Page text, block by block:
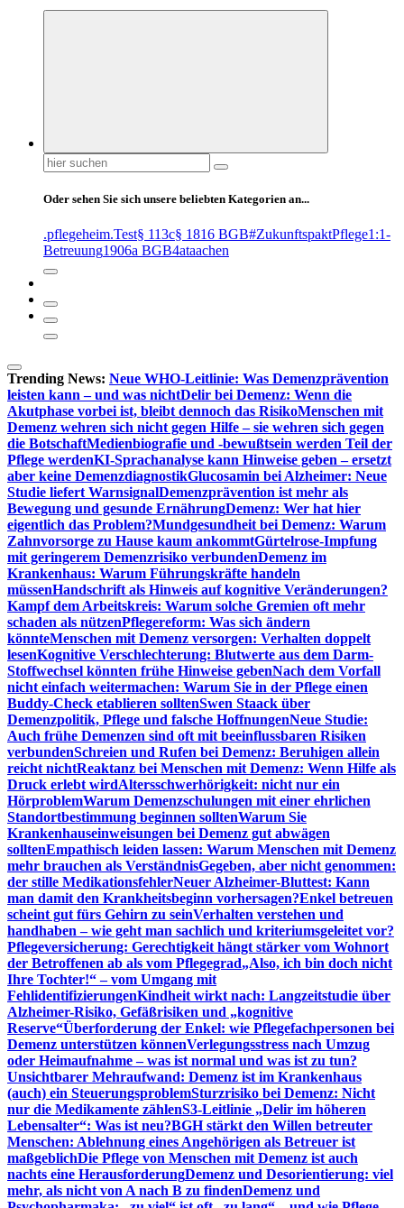
Suchen
nach:
Oder sehen Sie sich unsere beliebten Kategorien an...
.pflegeheim.Test§ 113c§ 1816 BGB#ZukunftspaktPflege1:1-
Betreuung1906a BGB4ataachen
Trending News: Neue WHO-Leitlinie: Was Demenzprävention
leisten kann – und was nichtDelir bei Demenz: Wenn die
Akutphase vorbei ist, bleibt dennoch das RisikoMenschen mit
Demenz wehren sich nicht gegen Hilfe – sie wehren sich gegen
die BotschaftMedienbiografie und -bewußtsein werden Teil der
Pflege werdenKI-Sprachanalyse kann Hinweise geben – ersetzt
aber keine DemenzdiagnostikGlucosamin bei Alzheimer: Neue
Studie liefert WarnsignalDemenzprävention ist mehr als
Bewegung und gesunde ErnährungDemenz: Wer hat hier
eigentlich das Problem?Mundgesundheit bei Demenz: Warum
Zahnvorsorge zu Hause kaum ankommtGürtelrose-Impfung
mit geringerem Demenzrisiko verbundenDemenz im
Krankenhaus: Warum Führungskräfte handeln
müssenHandschrift als Hinweis auf kognitive Veränderungen?
Kampf dem Arbeitskreis: Warum solche Gremien oft mehr
schaden als nützenPflegereform: Was sich ändern
könnteMenschen mit Demenz versorgen: Verhalten doppelt
lesenKognitive Verschlechterung: Blutwerte aus dem Darm-
Stoffwechsel könnten frühe Hinweise gebenNach dem Vorfall
nicht einfach weitermachen: Warum Sie in der Pflege einen
Buddy-Check etablieren solltenSwen Staack über
Demenzpolitik, Pflege und falsche HoffnungenNeue Studie:
Auch frühe Demenzen sind oft mit beeinflussbaren Risiken
verbundenSchreien und Rufen bei Demenz: Beruhigen allein
reicht nichtReaktanz bei Menschen mit Demenz: Wenn Hilfe als
Druck erlebt wirdAltersschwerhörigkeit: nicht nur ein
HörproblemWarum Demenzschulungen mit einer ehrlichen
Standortbestimmung beginnen solltenWarum Sie
Krankenhauseinweisungen bei Demenz gut abwägen
solltenEmpathisch leiden lassen: Warum Menschen mit Demenz
mehr brauchen als VerständnisGegeben, aber nicht genommen:
der stille MedikationsfehlerNeuer Alzheimer-Bluttest: Kann
man damit den Krankheitsbeginn vorhersagen?Enkel betreuen
scheint gut fürs Gehirn zu seinVerhalten verstehen und
handhaben – wie geht man sachlich und kriteriumsgeleitet vor?
Pflegeversicherung: Gerechtigkeit hängt stärker vom Wohnort
der Betroffenen ab als vom Pflegegrad„Also, ich bin doch nicht
Ihre Tochter!“ – vom Umgang mit
FehlidentifizierungenKindheit wirkt nach: Langzeitstudie über
Alzheimer-Risiko, Gefäßrisiken und „kognitive
Reserve“Überforderung der Enkel: wie Pflegefachpersonen bei
Demenz unterstützen könnenVerlegungsstress nach Umzug
oder Heimaufnahme – was ist normal und was ist zu tun?
Unsichtbarer Mehraufwand: Demenz ist im Krankenhaus
(auch) ein SteuerungsproblemSturzrisiko bei Demenz: Nicht
nur die Medikamente zählenS3-Leitlinie „Delir im höheren
Lebensalter“: Was ist neu?BGH stärkt den Willen betreuter
Menschen: Ablehnung eines Angehörigen als Betreuer ist
maßgeblichDie Pflege von Menschen mit Demenz ist auch
nachts eine HerausforderungDemenz und Desorientierung: viel
mehr, als nicht von A nach B zu findenDemenz und